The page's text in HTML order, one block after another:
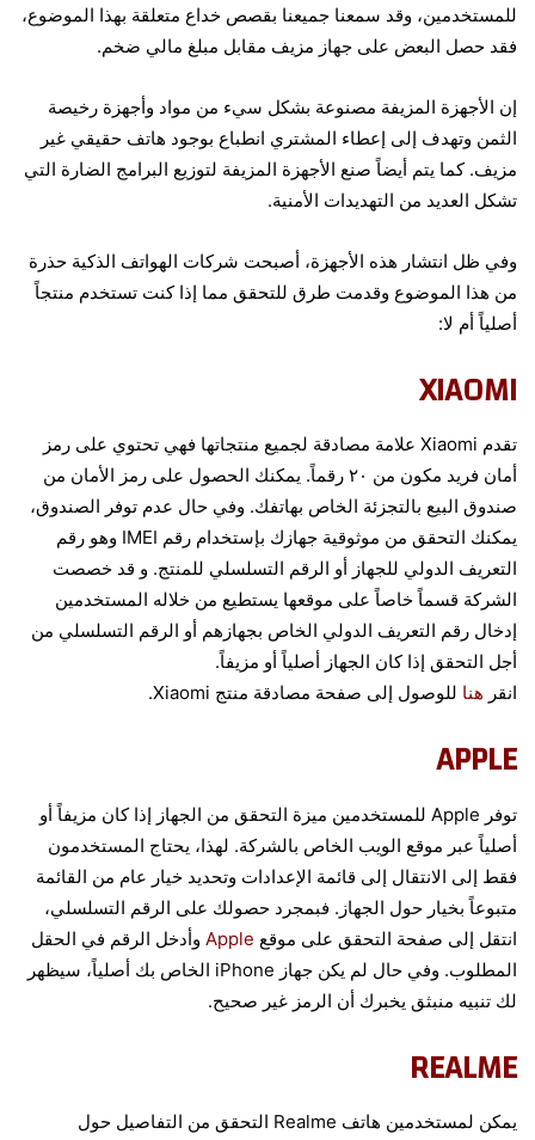
للمستخدمين، وقد سمعنا جميعنا بقصص خداع متعلقة بهذا الموضوع،
فقد حصل البعض على جهاز مزيف مقابل مبلغ مالي ضخم.
إن الأجهزة المزيفة مصنوعة بشكل سيء من مواد وأجهزة رخيصة
الثمن وتهدف إلى إعطاء المشتري انطباع بوجود هاتف حقيقي غير
مزيف. كما يتم أيضاً صنع الأجهزة المزيفة لتوزيع البرامج الضارة التي
تشكل العديد من التهديدات الأمنية.
وفي ظل انتشار هذه الأجهزة، أصبحت شركات الهواتف الذكية حذرة
من هذا الموضوع وقدمت طرق للتحقق مما إذا كنت تستخدم منتجاً
أصلياً أم لا:
XIAOMI
تقدم Xiaomi علامة مصادقة لجميع منتجاتها فهي تحتوي على رمز
أمان فريد مكون من ٢٠ رقماً. يمكنك الحصول على رمز الأمان من
صندوق البيع بالتجزئة الخاص بهاتفك. وفي حال عدم توفر الصندوق،
يمكنك التحقق من موثوقية جهازك بإستخدام رقم IMEI وهو رقم
التعريف الدولي للجهاز أو الرقم التسلسلي للمنتج. و قد خصصت
الشركة قسماً خاصاً على موقعها يستطيع من خلاله المستخدمين
إدخال رقم التعريف الدولي الخاص بجهازهم أو الرقم التسلسلي من
أجل التحقق إذا كان الجهاز أصلياً أو مزيفاً.
انقر هنا للوصول إلى صفحة مصادقة منتج Xiaomi.
APPLE
توفر Apple للمستخدمين ميزة التحقق من الجهاز إذا كان مزيفاً أو
أصلياً عبر موقع الويب الخاص بالشركة. لهذا، يحتاج المستخدمون
فقط إلى الانتقال إلى قائمة الإعدادات وتحديد خيار عام من القائمة
متبوعاً بخيار حول الجهاز. فبمجرد حصولك على الرقم التسلسلي،
انتقل إلى صفحة التحقق على موقع Apple وأدخل الرقم في الحقل
المطلوب. وفي حال لم يكن جهاز iPhone الخاص بك أصلياً، سيظهر
لك تنبيه منبثق يخبرك أن الرمز غير صحيح.
REALME
يمكن لمستخدمين هاتف Realme التحقق من التفاصيل حول